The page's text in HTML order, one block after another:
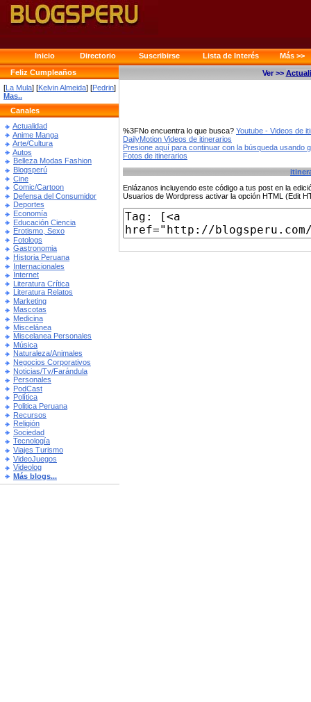
Inicio Directorio Suscribirse Lista de Interés
Más >>
Feliz Cumpleaños
[La Mula] [Kelvin Almeida] [Pedrin]
Mas..
Canales
Actualidad
Anime Manga
Arte/Cultura
Autos
Belleza Modas Fashion
Blogsperú
Cine
Comic/Cartoon
Defensa del Consumidor
Deportes
Economía
Educación Ciencia
Erotismo, Sexo
Fotologs
Gastronomia
Historia Peruana
Internacionales
Internet
Literatura Crítica
Literatura Relatos
Marketing
Mascotas
Medicina
Miscelánea
Miscelanea Personales
Música
Naturaleza/Animales
Negocios Corporativos
Noticias/Tv/Farándula
Personales
PodCast
Política
Politica Peruana
Recursos
Religión
Sociedad
Tecnología
Viajes Turismo
VideoJuegos
Videolog
Más blogs...
Ver >>
%3FNo encuentra lo que busca? Youtube - Videos de
DailyMotion Videos de itinerarios
Presione aquí para continuar con la búsqueda usando
Fotos de itinerarios
Enlázanos incluyendo este código a tus post en la
Usuarios de Wordpress activar la opción HTML (Edit